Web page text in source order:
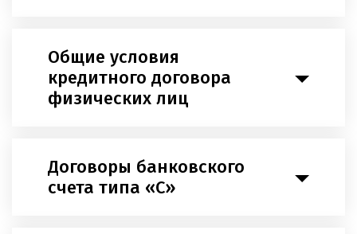
Общие условия
кредитного договора
физических лиц
Договоры банковского
счета типа «С»